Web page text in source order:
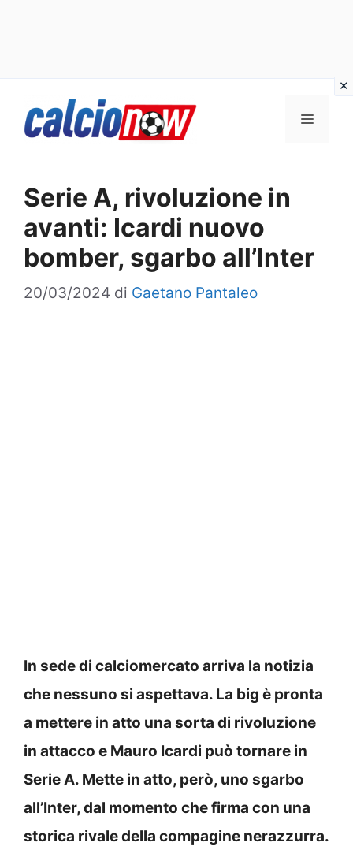
Menu
Serie A, rivoluzione in
avanti: Icardi nuovo
bomber, sgarbo all’Inter
20/03/2024 di Gaetano Pantaleo
In sede di calciomercato arriva la notizia
che nessuno si aspettava. La big è pronta
a mettere in atto una sorta di rivoluzione
in attacco e Mauro Icardi può tornare in
Serie A. Mette in atto, però, uno sgarbo
all’Inter, dal momento che firma con una
storica rivale della compagine nerazzurra.